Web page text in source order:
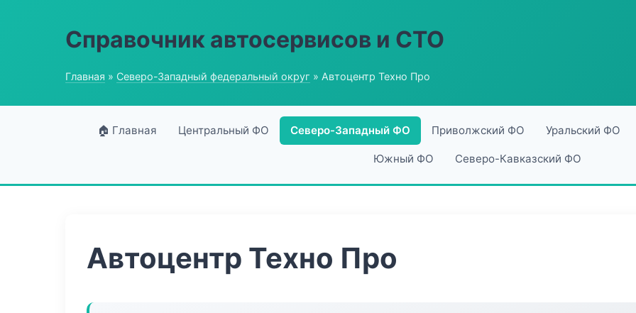
Справочник автосервисов и СТО
Главная » Северо-Западный федеральный округ » Автоцентр Техно Про
🏠 Главная Центральный ФО Северо-Западный ФО Приволжский ФО Уральский ФО
Южный ФО Северо-Кавказский ФО
Автоцентр Техно Про